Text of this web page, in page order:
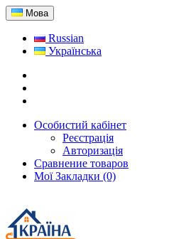
Мова
Russian
Українська
Особистий кабінет
Реєстрація
Авторизація
Сравнение товаров
Мої Закладки (0)